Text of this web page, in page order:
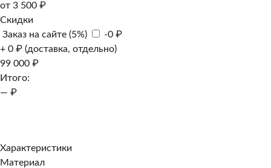
от 3 500 ₽
Скидки
Заказ на сайте (5%)
-0 ₽
+ 0 ₽ (доставка, отдельно)
99 000 ₽
Итого:
— ₽
Характеристики
Материал